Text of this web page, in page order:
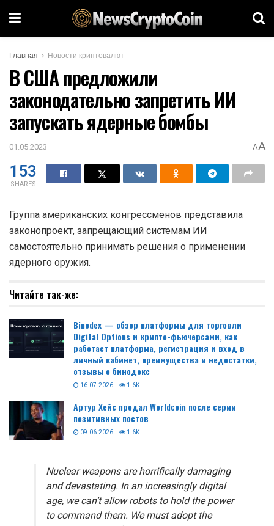
Главная Новости криптовалют
В США предложили
законодательно запретить ИИ
запускать ядерные бомбы
01.05.2023 AA
153
SHARES
Группа американских конгрессменов представила
законопроект, запрещающий системам ИИ
самостоятельно принимать решения о применении
ядерного оружия.
Читайте так-же:
Binodex — обзор платформы для торговли
Digital Options и крипто-фьючерсами, как
работает платформа, регистрация и вход в
личный кабинет, преимущества и недостатки,
отзывы о бинодекс
16.07.2026 1.6K
Артур Хейс продал Worldcoin после серии
позитивных постов
09.06.2026 1.6K
Nuclear weapons are horrifically damaging
and devastating. In an increasingly digital
age, we can’t allow robots to hold the power
to command them. We must adopt the